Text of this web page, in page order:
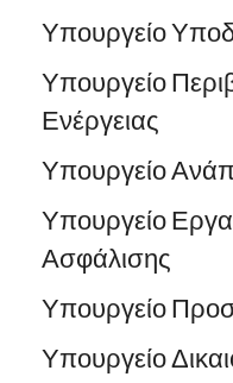
Υπουργείο
Υπουργείο
Ενέργειας
Υπουργείο
Υπουργείο
Ασφάλισης
Υπουργείο
Υπουργείο